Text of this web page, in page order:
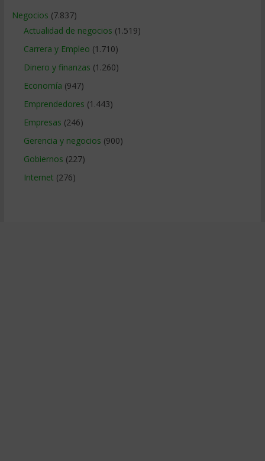
Negocios (7.837)
Actualidad de negocios (1.519)
Carrera y Empleo (1.710)
Dinero y finanzas (1.260)
Economía (947)
Emprendedores (1.443)
Empresas (246)
Gerencia y negocios (900)
Gobiernos (227)
Internet (276)